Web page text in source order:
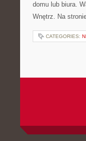
domu lub biura.
Wnętrz. Na
CATEGORIES: